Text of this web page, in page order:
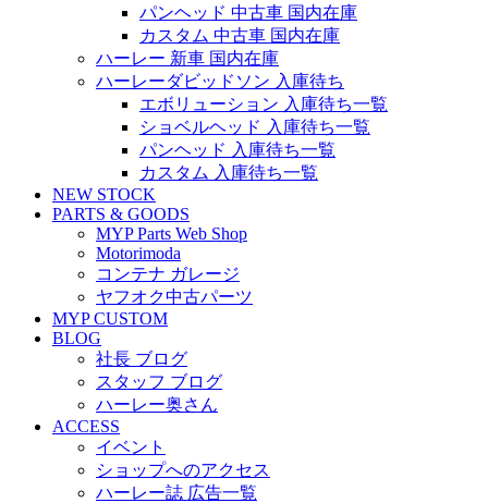
パンヘッド 中古車 国内在庫
カスタム 中古車 国内在庫
ハーレー 新車 国内在庫
ハーレーダビッドソン 入庫待ち
エボリューション 入庫待ち一覧
ショベルヘッド 入庫待ち一覧
パンヘッド 入庫待ち一覧
カスタム 入庫待ち一覧
NEW STOCK
PARTS & GOODS
MYP Parts Web Shop
Motorimoda
コンテナ ガレージ
ヤフオク中古パーツ
MYP CUSTOM
BLOG
社長 ブログ
スタッフ ブログ
ハーレー奥さん
ACCESS
イベント
ショップへのアクセス
ハーレー誌 広告一覧